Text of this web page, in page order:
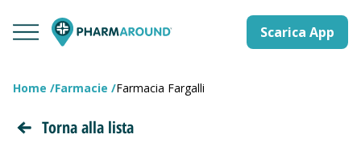
Scarica App
Home Farmacie Farmacia Fargalli
Torna alla lista